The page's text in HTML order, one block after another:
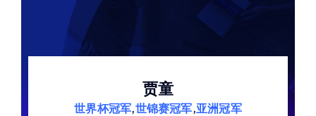
贾童
世界杯冠军,世锦赛冠军,亚洲冠军